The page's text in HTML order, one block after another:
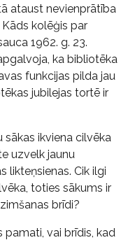
ataust nevienprātība
kolēģis par
1962. g. 23.
ka bibliotēka
funkcijas pilda jau
jubilejas tortē ir
ikviena cilvēka
uzvelk jaunu
likteņsienas. Cik ilgi
toties sākums ir
brīdi?
pamati, vai brīdis, kad